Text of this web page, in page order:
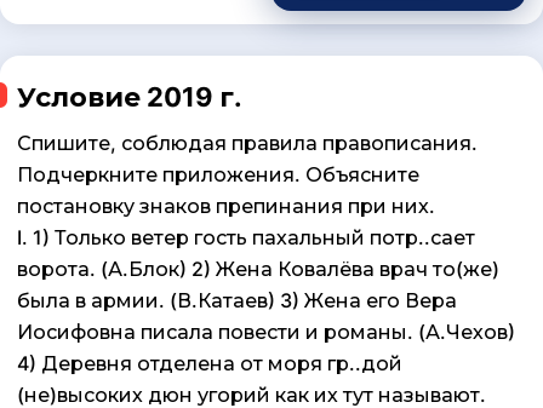
Условие 2019 г.
Спишите, соблюдая правила правописания.
Подчеркните приложения. Объясните
постановку знаков препинания при них.
I. 1) Только ветер гость пахальный потр..сает
ворота. (А.Блок) 2) Жена Ковалёва врач то(же)
была в армии. (В.Катаев) 3) Жена его Вера
Иосифовна писала повести и романы. (А.Чехов)
4) Деревня отделена от моря гр..дой
(не)высоких дюн угорий как их тут называют.